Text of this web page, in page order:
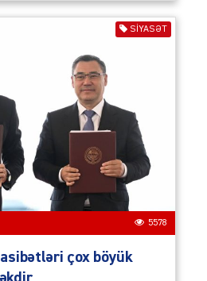
SIYASƏT
5578
çox böyük